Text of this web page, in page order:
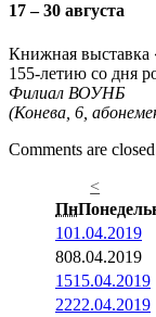
17 – 30 августа
Книжная выставка
155-летию со дня
Филиал ВОУНБ
(Конева, 6,
Comments are
<
Пн
101.04.2019
808.04.2019
1515.04.2019
2222.04.2019